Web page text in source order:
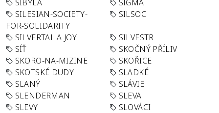
SIBYLA
SIGMA
SILESIAN-SOCIETY-
FOR-SOLIDARITY
SILSOC
SILVERTAL A JOY
SILVESTR
SÍŤ
SKOČNÝ PŘÍLIV
SKORO-NA-MIZINE
SKOŘICE
SKOTSKÉ DUDY
SLADKÉ
SLANÝ
SLÁVIE
SLENDERMAN
SLEVA
SLEVY
SLOVÁCI